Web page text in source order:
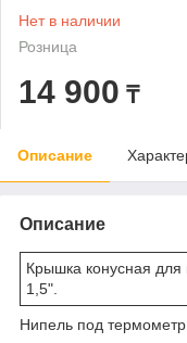
Нет в наличии
Розница
14 900 ₸
Описание
Описание
Крышка конусная для
1,5".
Нипель под